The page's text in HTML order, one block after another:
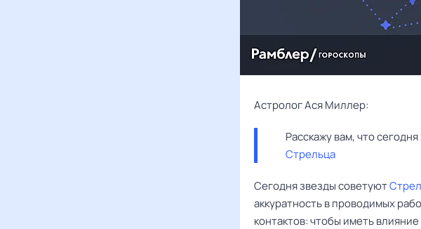
Астролог Ася Миллер:
Стрельца
Сегодня звезды советуют
аккуратность в проводимых
контактов: чтобы иметь